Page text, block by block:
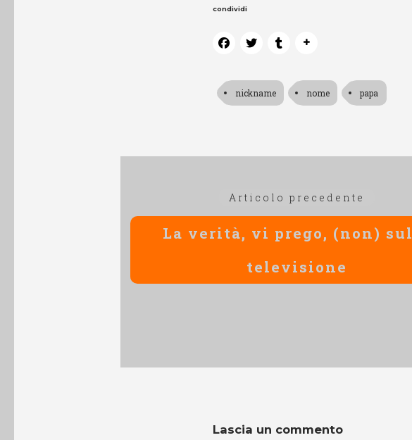
condividi
nickname nome papa
Articolo precedente
La verità, vi prego, (non)
televisione
Lascia un commento